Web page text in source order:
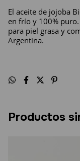
El aceite de jojoba
en frío y 100%
para piel grasa y
Argentina.
Productos